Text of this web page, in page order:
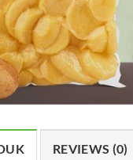
REVIEWS (0)